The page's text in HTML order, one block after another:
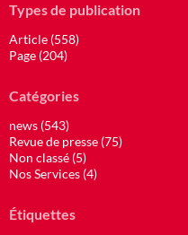
Types de publication
Article (558)
Page (204)
Catégories
news (543)
Revue de presse (75)
Non classé (5)
Nos Services (4)
Étiquettes